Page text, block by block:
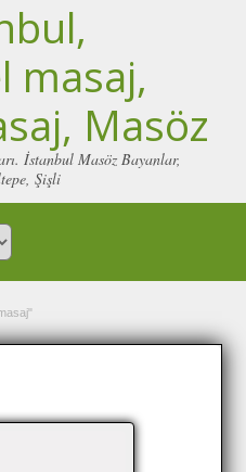
masaj,
Masöz
İstanbul Masöz Bayanlar,
Şişli